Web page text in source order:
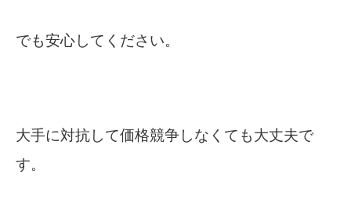
でも安心してください。
大手に対抗して価格競争しなくても大丈夫で
す。